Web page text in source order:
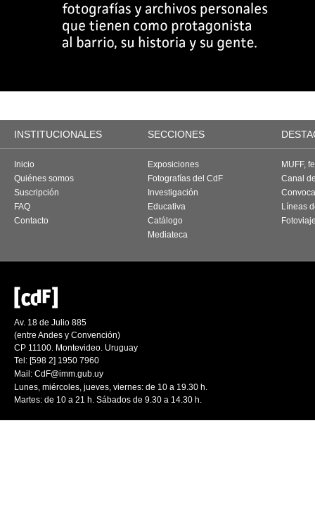
INSTITUCIONALES SECCIONES
Inicio
Quiénes somos
Suscripción
FAQ
Contacto
Exposiciones
Fotografías del CdF
Investigación
Educativa
Catálogo
Mediateca
MUFF,
Canal
Líneas
Av. 18 de Julio 885
(entre Andes y Convención)
CP 11100. Montevideo. Uruguay
Tel: [598 2] 1950 7960
Mail: CdF@imm.gub.uy
Lunes, miércoles, jueves, viernes: de 10 a 19.30 h.
Martes: de 10 a 21 h. Sábados de 9.30 a 14.30 h.